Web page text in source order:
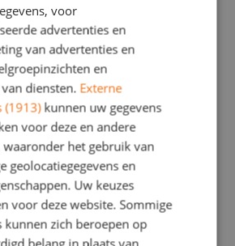
hebben voor uw kind; dat
waarin zij of hij zou komen. Als die
je wilt op onze wachtlijst, dan kan dat
voor broertjes en zusjes
(1,5 kilometer rondom de
vertellen we veel over de
zo belangrijk- lopen wij een ronde
u zich een goed beeld kunt
de visie, werkwijze en zeker
uiteraard ook alle gelegenheid je
krijg je een indruk van de
voor
advertenties en
van advertenties en
en
diensten. Externe
(1913)kunnen uw gegevens
voor deze en andere
het gebruik van
geolocatiegegevens en
Uw keuzes
voor deze website. Sommige
kunnen zich beroepen op